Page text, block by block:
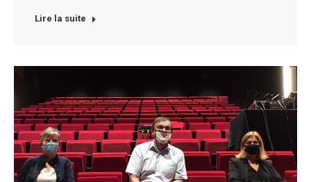
Lire la suite